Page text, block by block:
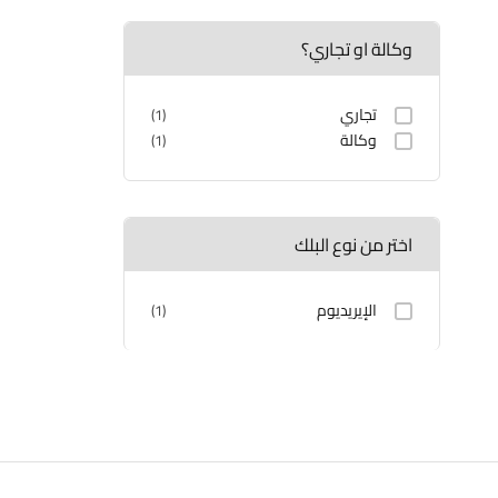
وكالة او تجاري؟
تجاري (1)
وكالة (1)
اختر من نوع البلك
الإيريديوم (1)